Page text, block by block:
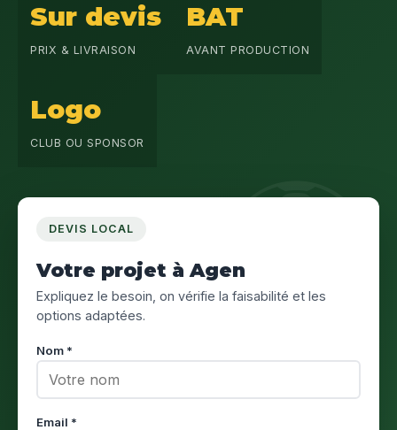
Sur devis
PRIX & LIVRAISON
BAT
AVANT PRODUCTION
Logo
CLUB OU SPONSOR
DEVIS LOCAL
Votre projet à Agen
Expliquez le besoin, on vérifie la faisabilité et les
options adaptées.
Nom *
Email *